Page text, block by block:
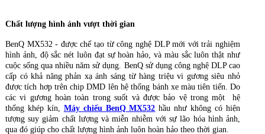
Chất lượng hình ảnh vượt thời gian
BenQ MX532 - được chế tạo từ công nghệ DLP mới với trải nghiệm
hình ảnh, độ sắc nét luôn đạt sự hoàn hảo, và màu sắc luôn thật như
cuộc sống qua nhiều năm sử dụng. BenQ sử dụng công nghệ DLP cao
cấp có khả năng phản xạ ánh sáng từ hàng triệu vi gương siêu nhỏ
được tích hơp trên chip DMD lên hệ thống bánh xe màu tiên tiến. Do
các vi gương hoàn toàn trong suốt và được bảo vệ trong một hệ
thống khép kín, Máy chiếu BenQ MX532 hầu như không có hiện
tượng suy giảm chất lượng và miễn nhiễm với sự lão hóa hình ảnh,
qua đó giúp cho chất lượng hình ảnh luôn hoàn hảo theo thời gian.